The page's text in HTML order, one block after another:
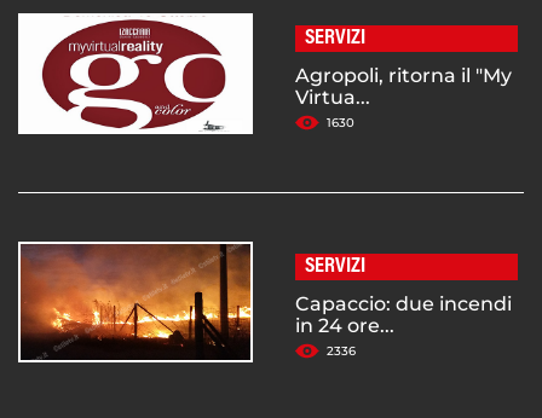
SERVIZI
Agropoli, ritorna il "My
Virtua...
1630
SERVIZI
Capaccio: due incendi
in 24 ore...
2336